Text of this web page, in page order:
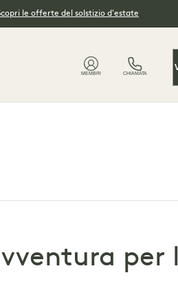
le offerte del solstizio d'estate
MEMBRI CHIAMATA
per